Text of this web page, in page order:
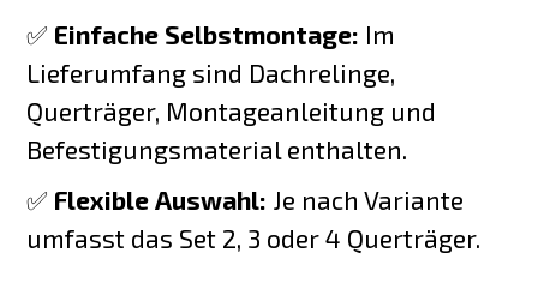
✅ Einfache Selbstmontage: Im
Lieferumfang sind Dachrelinge,
Querträger, Montageanleitung und
Befestigungsmaterial enthalten.
✅ Flexible Auswahl: Je nach Variante
umfasst das Set 2, 3 oder 4 Querträger.